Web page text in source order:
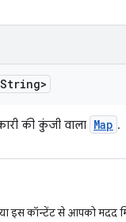
String>
की कुंजी वाला Map .
इस कॉन्टेंट से आपको मदद